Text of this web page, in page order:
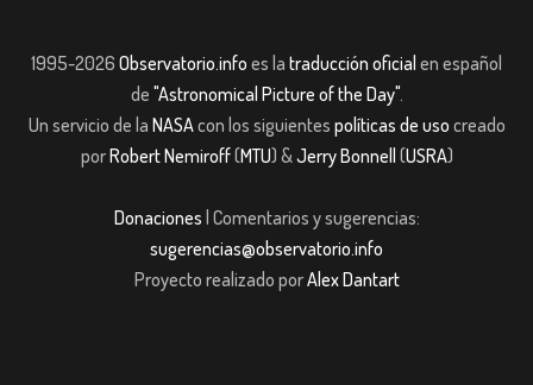
1995-2026 Observatorio.info es la traducción oficial en español
de "Astronomical Picture of the Day".
Un servicio de la NASAcon los siguientes políticas de uso creado
porRobert Nemiroff(MTU) &Jerry Bonnell (USRA)
Donaciones | Comentarios y sugerencias:
sugerencias@observatorio.info
Proyecto realizado porAlex Dantart